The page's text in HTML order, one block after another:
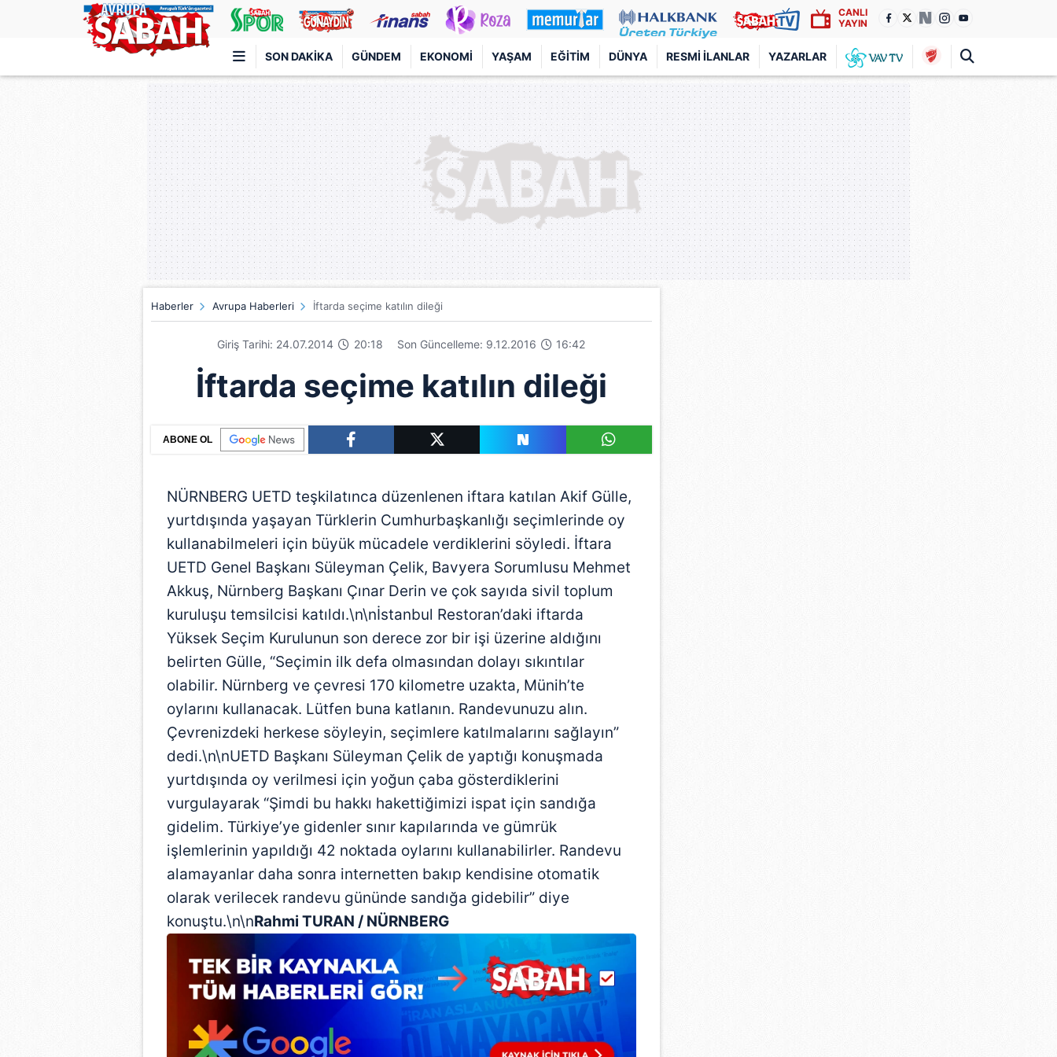
CANLI
YAYIN
SON DAKIKA GÜNDEM EKONOMI YAŞAM EĞITIM DÜNYA RESMI İLANLAR YAZARLAR
Türkiye'nin en iyi haber sitesi
Haberler Avrupa Haberleri İftarda seçime katılın dileği
Giriş Tarihi: 24.07.2014 20:18 Son Güncelleme: 9.12.2016 16:42
İftarda seçime katılın dileği
ABONE OL
NÜRNBERG UETD teşkilatınca düzenlenen iftara katılan Akif Gülle,
yurtdışında yaşayan Türklerin Cumhurbaşkanlığı seçimlerinde oy
kullanabilmeleri için büyük mücadele verdiklerini söyledi. İftara
UETD Genel Başkanı Süleyman Çelik, Bavyera Sorumlusu Mehmet
Akkuş, Nürnberg Başkanı Çınar Derin ve çok sayıda sivil toplum
kuruluşu temsilcisi katıldı.\n\nİstanbul Restoran’daki iftarda
Yüksek Seçim Kurulunun son derece zor bir işi üzerine aldığını
belirten Gülle, “Seçimin ilk defa olmasından dolayı sıkıntılar
olabilir. Nürnberg ve çevresi 170 kilometre uzakta, Münih’te
oylarını kullanacak. Lütfen buna katlanın. Randevunuzu alın.
Çevrenizdeki herkese söyleyin, seçimlere katılmalarını sağlayın”
dedi.\n\nUETD Başkanı Süleyman Çelik de yaptığı konuşmada
yurtdışında oy verilmesi için yoğun çaba gösterdiklerini
vurgulayarak “Şimdi bu hakkı hakettiğimizi ispat için sandığa
gidelim. Türkiye’ye gidenler sınır kapılarında ve gümrük
işlemlerinin yapıldığı 42 noktada oylarını kullanabilirler. Randevu
alamayanlar daha sonra internetten bakıp kendisine otomatik
olarak verilecek randevu gününde sandığa gidebilir” diye
konuştu.\n\nRahmi TURAN / NÜRNBERG